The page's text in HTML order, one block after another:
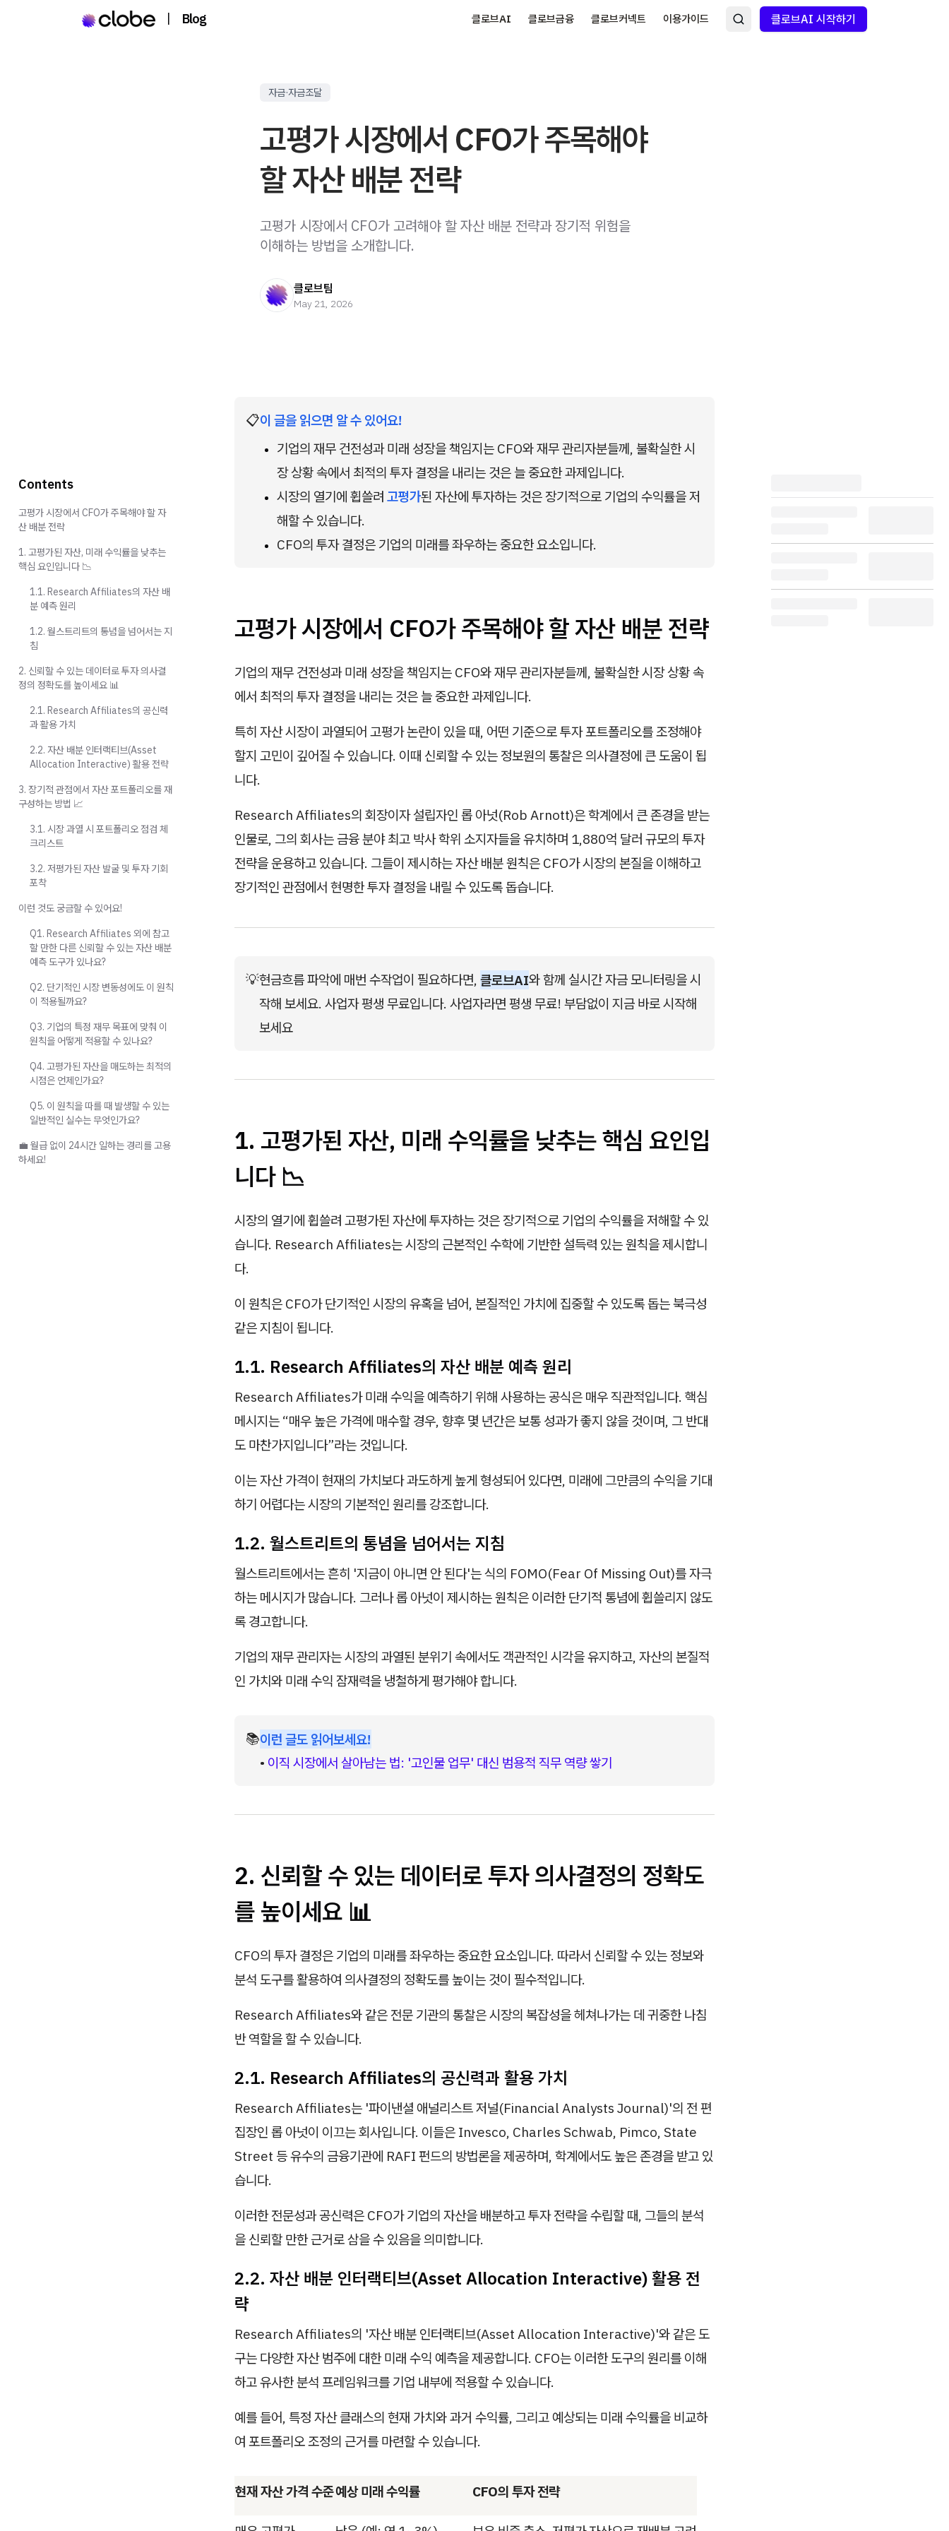
| Blog 클로브AI 클로브금융 클로브커넥트 이용가이드 클로브AI 시작하기
자금·자금조달
고평가 시장에서 CFO가 주목해야
할 자산 배분 전략
고평가 시장에서 CFO가 고려해야 할 자산 배분 전략과 장기적 위험을
이해하는 방법을 소개합니다.
클로브팀
May 21, 2026
📋이 글을 읽으면 알 수 있어요!
기업의 재무 건전성과 미래 성장을 책임지는 CFO와 재무 관리자분들께, 불확실한 시
장 상황 속에서 최적의 투자 결정을 내리는 것은 늘 중요한 과제입니다.
시장의 열기에 휩쓸려 고평가된 자산에 투자하는 것은 장기적으로 기업의 수익률을 저
해할 수 있습니다.
CFO의 투자 결정은 기업의 미래를 좌우하는 중요한 요소입니다.
고평가 시장에서 CFO가 주목해야 할 자산 배분 전략
기업의 재무 건전성과 미래 성장을 책임지는 CFO와 재무 관리자분들께, 불확실한 시장 상황 속
에서 최적의 투자 결정을 내리는 것은 늘 중요한 과제입니다.
특히 자산 시장이 과열되어 고평가 논란이 있을 때, 어떤 기준으로 투자 포트폴리오를 조정해야
할지 고민이 깊어질 수 있습니다. 이때 신뢰할 수 있는 정보원의 통찰은 의사결정에 큰 도움이 됩
니다.
Research Affiliates의 회장이자 설립자인 롭 아넛(Rob Arnott)은 학계에서 큰 존경을 받는
인물로, 그의 회사는 금융 분야 최고 박사 학위 소지자들을 유치하며 1,880억 달러 규모의 투자
전략을 운용하고 있습니다. 그들이 제시하는 자산 배분 원칙은 CFO가 시장의 본질을 이해하고
장기적인 관점에서 현명한 투자 결정을 내릴 수 있도록 돕습니다.
💡현금흐름 파악에 매번 수작업이 필요하다면, 클로브AI와 함께 실시간 자금 모니터링을 시
작해 보세요. 사업자 평생 무료입니다. 사업자라면 평생 무료! 부담없이 지금 바로 시작해
보세요
1. 고평가된 자산, 미래 수익률을 낮추는 핵심 요인입
니다 📉
시장의 열기에 휩쓸려 고평가된 자산에 투자하는 것은 장기적으로 기업의 수익률을 저해할 수 있
습니다. Research Affiliates는 시장의 근본적인 수학에 기반한 설득력 있는 원칙을 제시합니
다.
이 원칙은 CFO가 단기적인 시장의 유혹을 넘어, 본질적인 가치에 집중할 수 있도록 돕는 북극성
같은 지침이 됩니다.
1.1. Research Affiliates의 자산 배분 예측 원리
Research Affiliates가 미래 수익을 예측하기 위해 사용하는 공식은 매우 직관적입니다. 핵심
메시지는 “매우 높은 가격에 매수할 경우, 향후 몇 년간은 보통 성과가 좋지 않을 것이며, 그 반대
도 마찬가지입니다”라는 것입니다.
이는 자산 가격이 현재의 가치보다 과도하게 높게 형성되어 있다면, 미래에 그만큼의 수익을 기대
하기 어렵다는 시장의 기본적인 원리를 강조합니다.
1.2. 월스트리트의 통념을 넘어서는 지침
월스트리트에서는 흔히 '지금이 아니면 안 된다'는 식의 FOMO(Fear Of Missing Out)를 자극
하는 메시지가 많습니다. 그러나 롭 아넛이 제시하는 원칙은 이러한 단기적 통념에 휩쓸리지 않도
록 경고합니다.
기업의 재무 관리자는 시장의 과열된 분위기 속에서도 객관적인 시각을 유지하고, 자산의 본질적
인 가치와 미래 수익 잠재력을 냉철하게 평가해야 합니다.
📚이런 글도 읽어보세요!
• 이직 시장에서 살아남는 법: '고인물 업무' 대신 범용적 직무 역량 쌓기
2. 신뢰할 수 있는 데이터로 투자 의사결정의 정확도
를 높이세요 📊
CFO의 투자 결정은 기업의 미래를 좌우하는 중요한 요소입니다. 따라서 신뢰할 수 있는 정보와
분석 도구를 활용하여 의사결정의 정확도를 높이는 것이 필수적입니다.
Research Affiliates와 같은 전문 기관의 통찰은 시장의 복잡성을 헤쳐나가는 데 귀중한 나침
반 역할을 할 수 있습니다.
2.1. Research Affiliates의 공신력과 활용 가치
Research Affiliates는 '파이낸셜 애널리스트 저널(Financial Analysts Journal)'의 전 편
집장인 롭 아넛이 이끄는 회사입니다. 이들은 Invesco, Charles Schwab, Pimco, State
Street 등 유수의 금융기관에 RAFI 펀드의 방법론을 제공하며, 학계에서도 높은 존경을 받고 있
습니다.
이러한 전문성과 공신력은 CFO가 기업의 자산을 배분하고 투자 전략을 수립할 때, 그들의 분석
을 신뢰할 만한 근거로 삼을 수 있음을 의미합니다.
2.2. 자산 배분 인터랙티브(Asset Allocation Interactive) 활용 전
략
Research Affiliates의 '자산 배분 인터랙티브(Asset Allocation Interactive)'와 같은 도
구는 다양한 자산 범주에 대한 미래 수익 예측을 제공합니다. CFO는 이러한 도구의 원리를 이해
하고 유사한 분석 프레임워크를 기업 내부에 적용할 수 있습니다.
예를 들어, 특정 자산 클래스의 현재 가치와 과거 수익률, 그리고 예상되는 미래 수익률을 비교하
여 포트폴리오 조정의 근거를 마련할 수 있습니다.
현재 자산 가격 수준예상 미래 수익률 CFO의 투자 전략
Contents
고평가 시장에서 CFO가 주목해야 할 자
산 배분 전략
1. 고평가된 자산, 미래 수익률을 낮추는
핵심 요인입니다 📉
1.1. Research Affiliates의 자산 배
분 예측 원리
1.2. 월스트리트의 통념을 넘어서는 지
침
2. 신뢰할 수 있는 데이터로 투자 의사결
정의 정확도를 높이세요 📊
2.1. Research Affiliates의 공신력
과 활용 가치
2.2. 자산 배분 인터랙티브(Asset
Allocation Interactive) 활용 전략
3. 장기적 관점에서 자산 포트폴리오를 재
구성하는 방법 📈
3.1. 시장 과열 시 포트폴리오 점검 체
크리스트
3.2. 저평가된 자산 발굴 및 투자 기회
포착
이런 것도 궁금할 수 있어요!
Q1. Research Affiliates 외에 참고
할 만한 다른 신뢰할 수 있는 자산 배분
예측 도구가 있나요?
Q2. 단기적인 시장 변동성에도 이 원칙
이 적용될까요?
Q3. 기업의 특정 재무 목표에 맞춰 이
원칙을 어떻게 적용할 수 있나요?
Q4. 고평가된 자산을 매도하는 최적의
시점은 언제인가요?
Q5. 이 원칙을 따를 때 발생할 수 있는
일반적인 실수는 무엇인가요?
💼 월급 없이 24시간 일하는 경리를 고용
하세요!